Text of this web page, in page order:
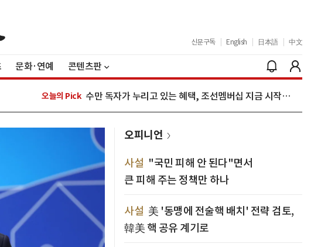
신문구독 English 日本語 中文
문화·연예 콘텐츠판
오늘의 Pick 수만 독자가 누리고 있는 혜택, 조선멤버십 지금 시작하세요
오피니언
사설 "국민 피해 안 된다"면서
큰 피해 주는 정책만 하나
사설 美 '동맹에 전술핵 배치' 전략 검토,
韓美 핵 공유 계기로